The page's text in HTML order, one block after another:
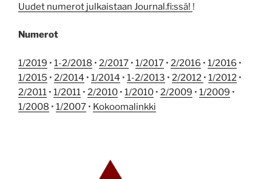
Uudet numerot julkaistaan Journal.fi:ssä! !
Numerot
1/2019 • 1-2/2018 • 2/2017 • 1/2017 • 2/2016 • 1/2016 •
1/2015 • 2/2014 • 1/2014 • 1-2/2013 • 2/2012 • 1/2012 •
2/2011 • 1/2011 • 2/2010 • 1/2010 • 2/2009 • 1/2009 •
1/2008 • 1/2007 • Kokoomalinkki